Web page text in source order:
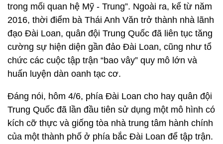
trong mối quan hệ Mỹ - Trung”. Ngoài ra, kể từ năm
2016, thời điểm bà Thái Anh Văn trở thành nhà lãnh
đạo Đài Loan, quân đội Trung Quốc đã liên tục tăng
cường sự hiện diện gần đảo Đài Loan, cũng như tổ
chức các cuộc tập trận “bao vây” quy mô lớn và
huấn luyện dàn oanh tạc cơ.
Đáng nói, hôm 4/6, phía Đài Loan cho hay quân đội
Trung Quốc đã lần đầu tiên sử dụng một mô hình có
kích cỡ thực và giống tòa nhà trung tâm hành chính
của một thành phố ở phía bắc Đài Loan để tập trận.